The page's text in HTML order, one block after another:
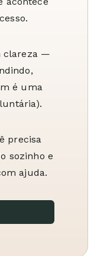
clareza —
é uma
precisa
sozinho e
ajuda.